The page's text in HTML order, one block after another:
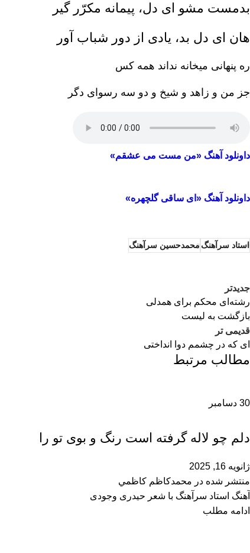
بدمست مشو ای دل، پیمانه مکرّر گیر
هان ای دل بد، یادی از دور شباب آور
ره پنهانی میخانه نداند همه کس
جز من و زاهد و شیخ و دو سه رسوای دگر
داونلود آهنگ‌ «من مست می عشقم»
داونلود آهنگ «ای ساقی گلچهره»
استاد سرآهنگمحمدحسین سرآهنگ
جدیدتر
رشته‌ای محکم برای همدلی‌
بازگشت به لیست
قدیمی تر
ای که در چشمم دوا انداختی
مطالب مرتبط
30 دسامبر
دلم چو لاله گرفته است رنگ و بوی تو را
ژانویه 16, 2025
منتشر شده در محمدكاظم كاظمي
آهنگ استاد سرآهنگ با شعر حیدری وجودی
ادامه مطلب